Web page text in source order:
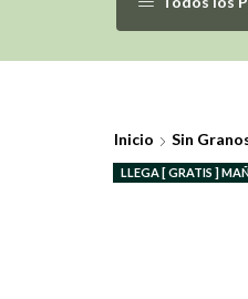
Inicio Sin
LLEGA [ GRATIS ]